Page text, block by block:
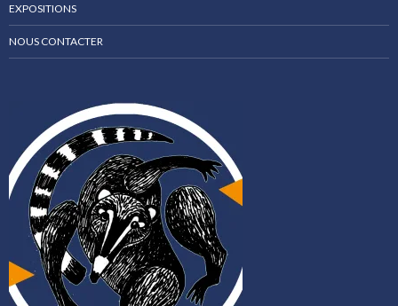
EXPOSITIONS
NOUS CONTACTER